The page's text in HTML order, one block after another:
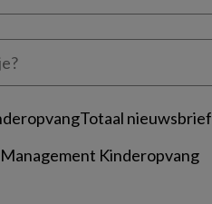
nieuwsbrief
Kinderopvang